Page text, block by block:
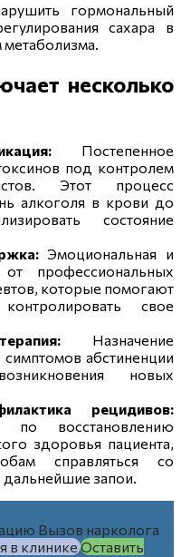
гормональный
сахара в
метаболизма.
несколько
Постепенное
под контролем
Этот процесс
алкоголя в крови до
состояние
Эмоциональная и
профессиональных
которые помогают
свое
Назначение
абстиненции
новых
рецидивов:
по восстановлению
здоровья пациента,
справляться со
дальнейшие запои.
Вызов нарколога
в клинике Оставить